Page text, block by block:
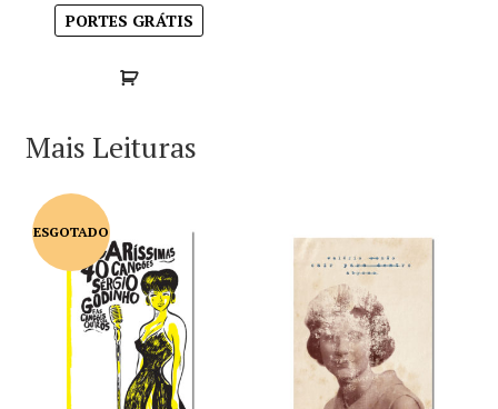
PORTES GRÁTIS
Mais Leituras
ESGOTADO